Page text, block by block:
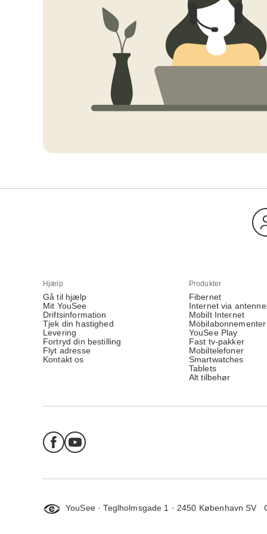
Hjælp
Gå til hjælp
Mit YouSee
Driftsinformation
Tjek din hastighed
Levering
Fortryd din bestilling
Flyt adresse
Kontakt os
Produkter
Fibernet
Internet via
Mobilt Internet
Mobilabonnementer
YouSee Play
Fast tv-pakker
Mobiltelefoner
Smartwatches
Tablets
Alt tilbehør
YouSee · Teglholmsgade 1 · 2450 København SV